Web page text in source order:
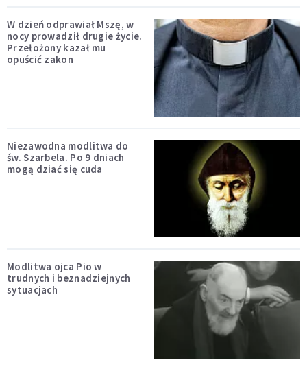
W dzień odprawiał Mszę, w
nocy prowadził drugie życie.
Przełożony kazał mu
opuścić zakon
Niezawodna modlitwa do
św. Szarbela. Po 9 dniach
mogą dziać się cuda
Modlitwa ojca Pio w
trudnych i beznadziejnych
sytuacjach